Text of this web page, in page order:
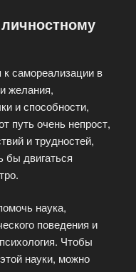
самореализации в
желания,
и способности,
путь очень непрост,
и трудностей,
бы двигаться
наука,
поведения и
Чтобы
науки, можно